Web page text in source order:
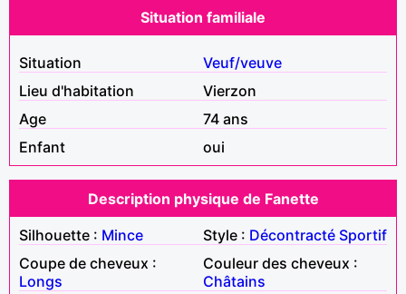
Situation familiale
Situation
Veuf/veuve
Lieu d'habitation
Vierzon
Age
74 ans
Enfant
oui
Description physique de Fanette
Silhouette : Mince Style : Décontracté Sportif
Coupe de cheveux :
Longs
Couleur des cheveux :
Châtains